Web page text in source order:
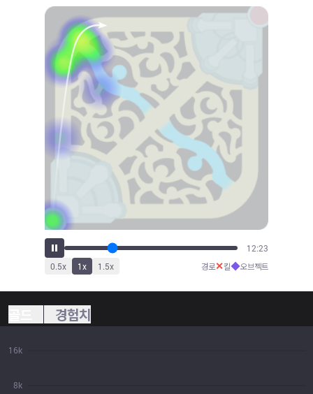
14:04
0.5x 1x 1.5x 경로✕킬◆오브젝트
경험치
8k
16k